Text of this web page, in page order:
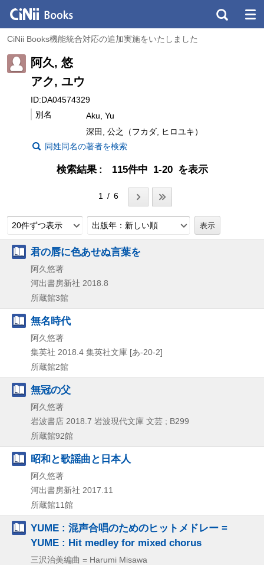
CiNii Books機能統合対応の追加実施をいたしました
阿久, 悠
アク, ユウ
ID:DA04574329
別名
Aku, Yu
深田, 公之（フカダ, ヒロユキ）
同姓同名の著者を検索
検索結果 115件中 1-20 を表示
1 / 6
20件ずつ表示 出版年：新しい順
君の唇に色あせぬ言葉を
阿久悠著
河出書房新社 2018.8
所蔵館3館
無名時代
阿久悠著
集英社 2018.4 集英社文庫 [あ-20-2]
所蔵館2館
無冠の父
阿久悠著
岩波書店 2018.7 岩波現代文庫 文芸 ; B299
所蔵館92館
昭和と歌謡曲と日本人
阿久悠著
河出書房新社 2017.11
所蔵館11館
YUME : 混声合唱のためのヒットメドレー =
YUME : Hit medley for mixed chorus
三沢治美編曲 = Harumi Misawa